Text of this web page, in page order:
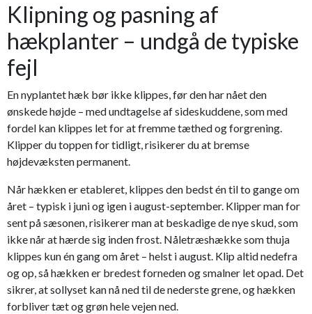
Klipning og pasning af
hækplanter – undgå de typiske
fejl
En nyplantet hæk bør ikke klippes, før den har nået den
ønskede højde – med undtagelse af sideskuddene, som med
fordel kan klippes let for at fremme tæthed og forgrening.
Klipper du toppen for tidligt, risikerer du at bremse
højdevæksten permanent.
Når hækken er etableret, klippes den bedst én til to gange om
året – typisk i juni og igen i august-september. Klipper man for
sent på sæsonen, risikerer man at beskadige de nye skud, som
ikke når at hærde sig inden frost. Nåletræshække som thuja
klippes kun én gang om året – helst i august. Klip altid nedefra
og op, så hækken er bredest forneden og smalner let opad. Det
sikrer, at sollyset kan nå ned til de nederste grene, og hækken
forbliver tæt og grøn hele vejen ned.